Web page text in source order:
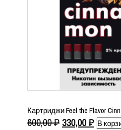
Картриджи Feel the Flavor
600,00₽ 330,00₽ В